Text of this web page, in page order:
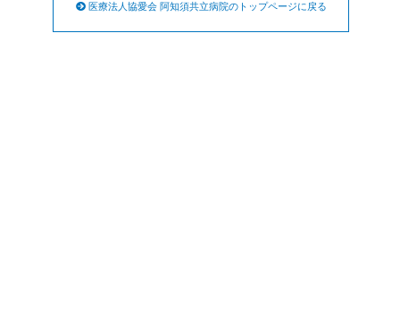
医療法人協愛会 阿知須共立病院のトップページに戻る